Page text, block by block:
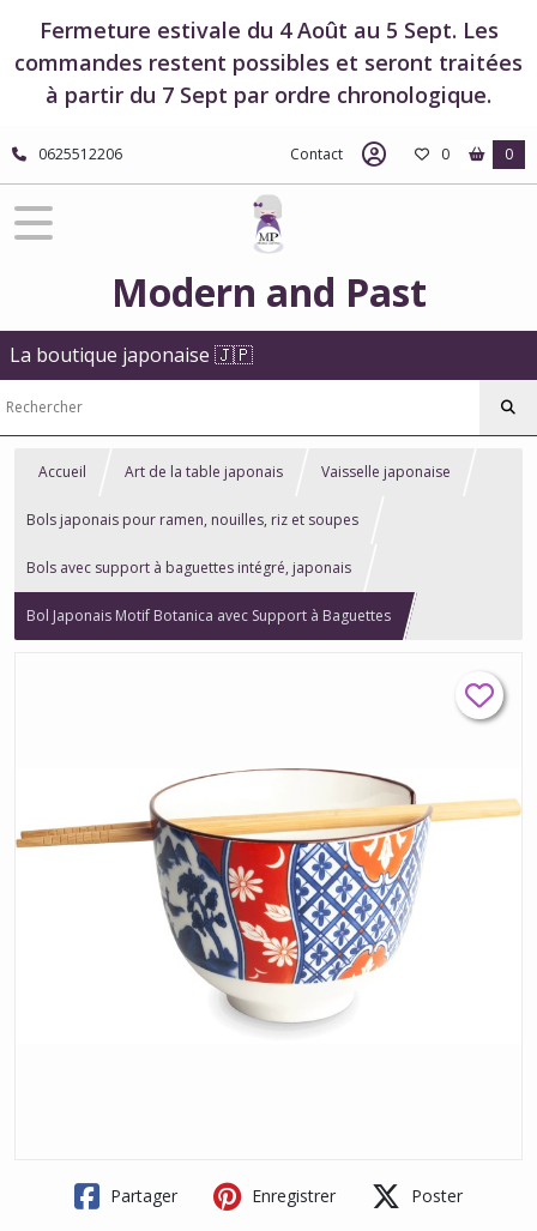
Fermeture estivale du 4 Août au 5 Sept. Les
commandes restent possibles et seront traitées
à partir du 7 Sept par ordre chronologique.
0625512206 Contact 0 0
Modern and Past
La boutique japonaise 🇯🇵
Accueil Art de la table japonais Vaisselle japonaise
Bols japonais pour ramen, nouilles, riz et soupes
Bols avec support à baguettes intégré, japonais
Bol Japonais Motif Botanica avec Support à Baguettes
Partager Enregistrer Poster